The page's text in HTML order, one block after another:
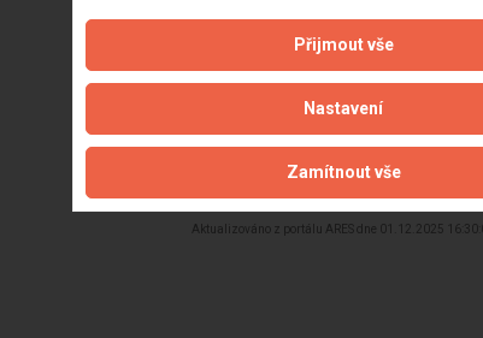
Aktualizováno z portálu ARES dne 01.12.2025
Přijmout vše
Nastavení
Zamítnout vše